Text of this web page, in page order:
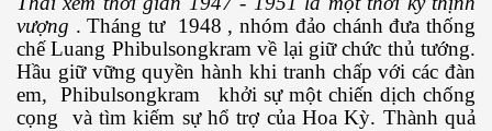
vượng . Tháng tư 1948 , nhóm đảo chánh đưa thống
chế Luang Phibulsongkram về lại giữ chức thủ tướng.
Hầu giữ vững quyền hành khi tranh chấp với các đàn
em, Phibulsongkram khởi sự một chiến dịch chống
cọng và tìm kiếm sự hổ trợ của Hoa Kỳ. Thành quả